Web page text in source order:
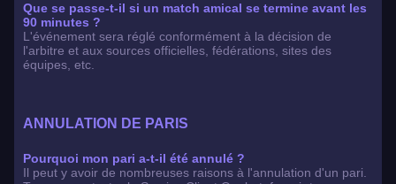
Que se passe-t-il si un match amical se termine avant les
90 minutes ?
L'événement sera réglé conformément à la décision de
l'arbitre et aux sources officielles, fédérations, sites des
équipes, etc.
ANNULATION DE PARIS
Pourquoi mon pari a-t-il été annulé ?
Il peut y avoir de nombreuses raisons à l'annulation d'un pari.